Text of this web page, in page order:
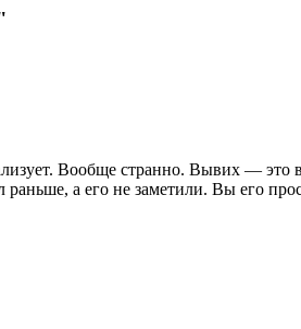
Вообще странно. Вывих —
а его не заметили. Вы его